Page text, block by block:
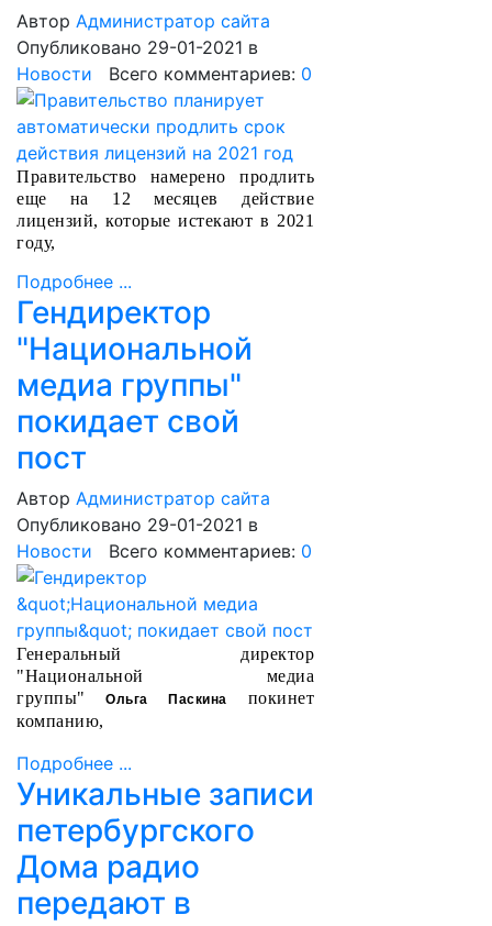
Автор Администратор сайта
Опубликовано 29-01-2021 в
Новости Всего комментариев: 0
Правительство намерено продлить
еще на 12 месяцев действие
лицензий, которые истекают в 2021
году,
Подробнее ...
Гендиректор
"Национальной
медиа группы"
покидает свой
пост
Автор Администратор сайта
Опубликовано 29-01-2021 в
Новости Всего комментариев: 0
Генеральный директор
"Национальной медиа
группы"
Ольга Паскина покинет
компанию,
Подробнее ...
Уникальные записи
петербургского
Дома радио
передают в